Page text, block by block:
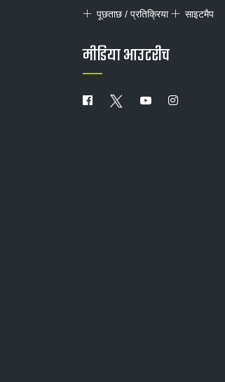
पूछताछ / प्रतिक्रिया साइटमैप
मीडिया आउटरीच